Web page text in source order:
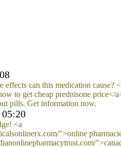
effects can this medication cause?
to get cheap prednisone price</
pills. Get information now.
05:20
<a
">online